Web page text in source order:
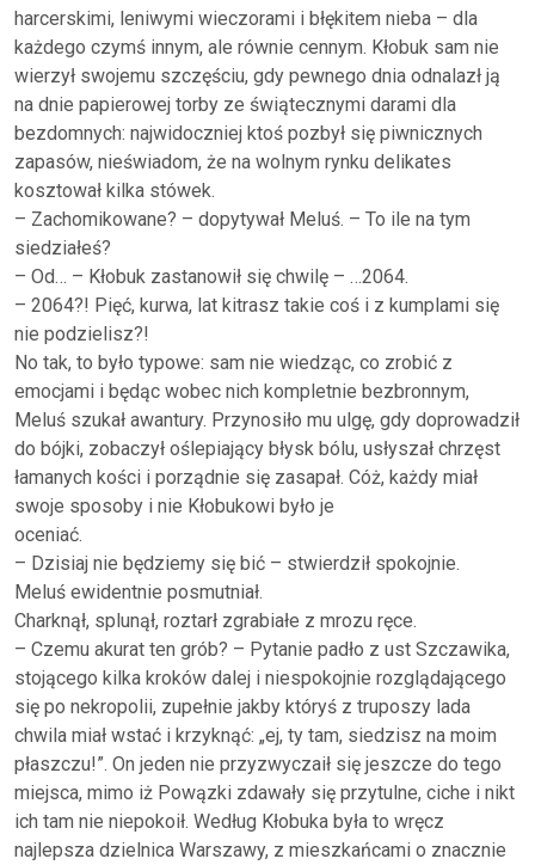
harcerskimi, leniwymi wieczorami i błękitem nieba – dla
każdego czymś innym, ale równie cennym. Kłobuk sam nie
wierzył swojemu szczęściu, gdy pewnego dnia odnalazł ją
na dnie papierowej torby ze świątecznymi darami dla
bezdomnych: najwidoczniej ktoś pozbył się piwnicznych
zapasów, nieświadom, że na wolnym rynku delikates
kosztował kilka stówek.
– Zachomikowane? – dopytywał Meluś. – To ile na tym
siedziałeś?
– Od… – Kłobuk zastanowił się chwilę – …2064.
– 2064?! Pięć, kurwa, lat kitrasz takie coś i z kumplami się
nie podzielisz?!
No tak, to było typowe: sam nie wiedząc, co zrobić z
emocjami i będąc wobec nich kompletnie bezbronnym,
Meluś szukał awantury. Przynosiło mu ulgę, gdy doprowadził
do bójki, zobaczył oślepiający błysk bólu, usłyszał chrzęst
łamanych kości i porządnie się zasapał. Cóż, każdy miał
swoje sposoby i nie Kłobukowi było je
oceniać.
– Dzisiaj nie będziemy się bić – stwierdził spokojnie.
Meluś ewidentnie posmutniał.
Charknął, splunął, roztarł zgrabiałe z mrozu ręce.
– Czemu akurat ten grób? – Pytanie padło z ust Szczawika,
stojącego kilka kroków dalej i niespokojnie rozglądającego
się po nekropolii, zupełnie jakby któryś z truposzy lada
chwila miał wstać i krzyknąć: „ej, ty tam, siedzisz na moim
płaszczu!”. On jeden nie przyzwyczaił się jeszcze do tego
miejsca, mimo iż Powązki zdawały się przytulne, ciche i nikt
ich tam nie niepokoił. Według Kłobuka była to wręcz
najlepsza dzielnica Warszawy, z mieszkańcami o znacznie